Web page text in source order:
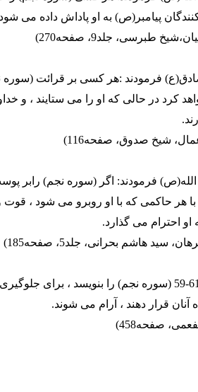
پیامبر(ص) به او پاداش داده می
طبرسی، جلد9، صفحه270)
فرمودند :هر کسی بر قرائت (سوره
کرد در حالی که او را می ستایند ، و
شیخ صدوق، صفحه116)
فرمودند: اگر (سوره نجم) رابر
با هر حاکمی که با او روبرو می شود ،
احترام می گذارد.
سید هاشم بحرانی، جلد5، صفحه185)
اگر آیات 61-59 (سوره نجم) را بنویسد ، برای
آنان قرار دهند ، آرام می شوند.
صفحه458)